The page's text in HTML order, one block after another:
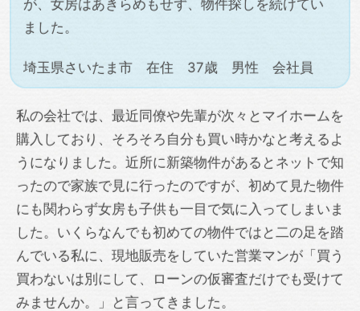
が、女房はあきらめもせず、物件探しを続けてい
ました。
埼玉県さいたま市 在住 37歳 男性 会社員
私の会社では、最近同僚や先輩が次々とマイホームを
購入しており、そろそろ自分も買い時かなと考えるよ
うになりました。近所に新築物件があるとネットで知
ったので家族で見に行ったのですが、初めて見た物件
にも関わらず女房も子供も一目で気に入ってしまいま
した。いくらなんでも初めての物件ではと二の足を踏
んでいる私に、現地販売をしていた営業マンが「買う
買わないは別にして、ローンの仮審査だけでも受けて
みませんか。」と言ってきました。